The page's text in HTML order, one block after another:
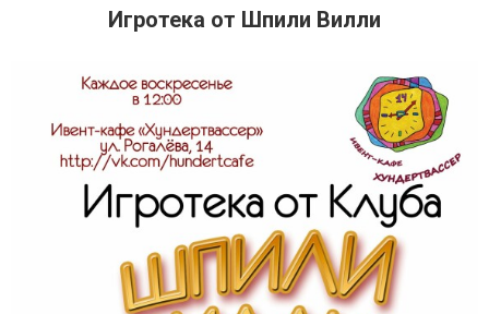
Игротека от Шпили Вилли